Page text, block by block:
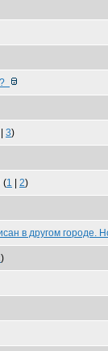
3)
(1 2)
в другом городе.
)